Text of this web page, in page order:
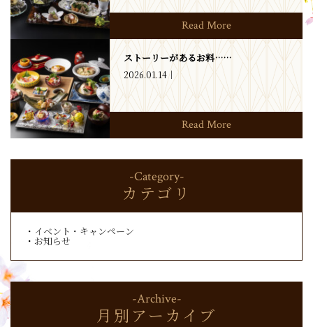
Read More
ストーリーがあるお料……
2026.01.14
Read More
-Category-
カテゴリ
イベント・キャンペーン
お知らせ
-Archive-
月別アーカイブ